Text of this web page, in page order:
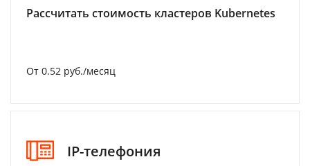
Рассчитать стоимость кластеров Kubernetes
От 0.52 руб./месяц
IP-телефония